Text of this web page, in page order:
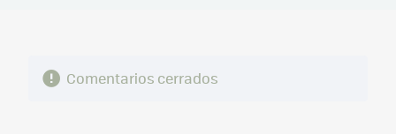
Comentarios cerrados